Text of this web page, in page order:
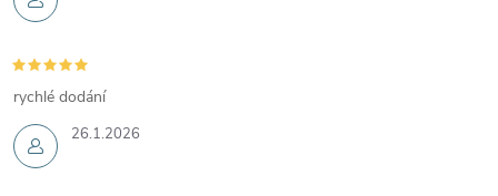
26.1.2026
rychlé dodání